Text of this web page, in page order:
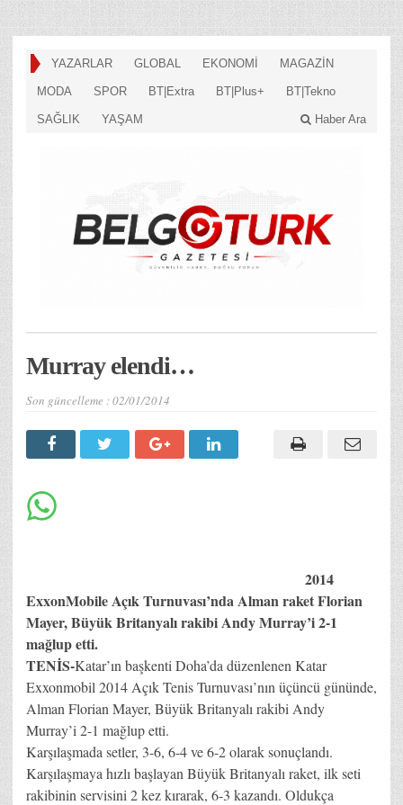
YAZARLAR GLOBAL EKONOMİ MAGAZİN
MODA SPOR BT|Extra BT|Plus+ BT|Tekno
SAĞLIK YAŞAM Haber Ara
Murray elendi…
Son güncelleme :02/01/2014
2014
ExxonMobile Açık Turnuvası’nda Alman raket Florian
Mayer, Büyük Britanyalı rakibi Andy Murray’i 2-1
mağlup etti.
TENİS-Katar’ın başkenti Doha’da düzenlenen Katar
Exxonmobil 2014 Açık Tenis Turnuvası’nın üçüncü gününde,
Alman Florian Mayer, Büyük Britanyalı rakibi Andy
Murray’i 2-1 mağlup etti.
Karşılaşmada setler, 3-6, 6-4 ve 6-2 olarak sonuçlandı.
Karşılaşmaya hızlı başlayan Büyük Britanyalı raket, ilk seti
rakibinin servisini 2 kez kırarak, 6-3 kazandı. Oldukça